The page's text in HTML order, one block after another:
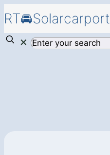
RT🚘Solarcarport
✕